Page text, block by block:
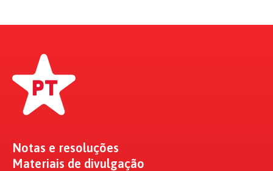
Notas e resoluções
Materiais de divulgação